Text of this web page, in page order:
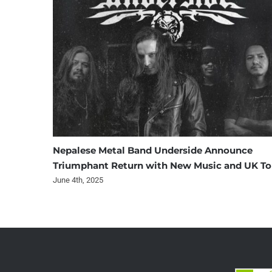
Nepalese Metal Band Underside Announce
Triumphant Return with New Music and UK
June 4th, 2025